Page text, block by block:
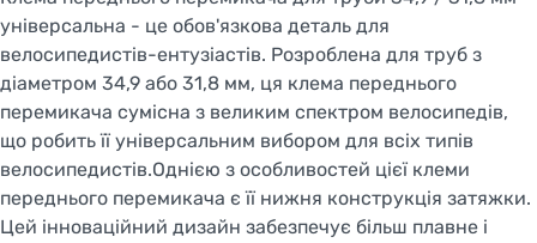
універсальна - це обов'язкова деталь для
велосипедистів-ентузіастів. Розроблена для труб з
діаметром 34,9 або 31,8 мм, ця клема переднього
перемикача сумісна з великим спектром велосипедів,
що робить її універсальним вибором для всіх типів
велосипедистів.Однією з особливостей цієї клеми
переднього перемикача є її нижня конструкція затяжки.
Цей інноваційний дизайн забезпечує більш плавне і